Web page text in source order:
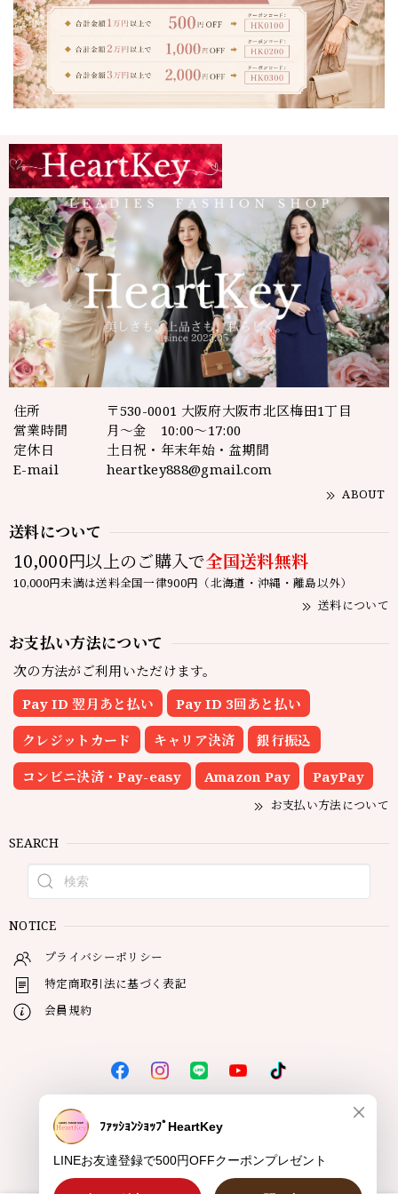
住所
〒530-0001 大阪府大阪市北区梅田1丁目
営業時間
月～金 10:00～17:00
定休日
土日祝・年末年始・盆期間
E-mail
heartkey888@gmail.com
ABOUT
送料について
10,000円以上のご購入で全国送料無料
10,000円未満は送料全国一律900円（北海道・沖縄・離島以外）
送料について
お支払い方法について
次の方法がご利用いただけます。
Pay ID 翌月あと払い
Pay ID 3回あと払い
クレジットカード キャリア決済 銀行振込
コンビニ決済・Pay-easy Amazon Pay PayPay
お支払い方法について
SEARCH
NOTICE
プライバシーポリシー
特定商取引法に基づく表記
会員規約
© HeartKey